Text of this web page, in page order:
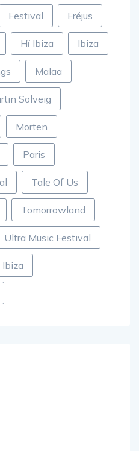
Festival Fréjus
Hï Ibiza Ibiza
Malaa
Solveig
Morten
Paris
Tale Of Us
Tomorrowland
Ultra Music Festival
Ibiza